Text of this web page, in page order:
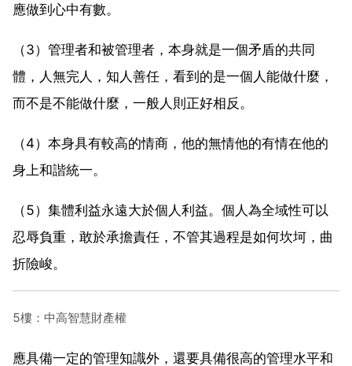
應做到心中有數。
（3）管理者和被管理者，本身就是一個矛盾的共同
體，人無完人，知人善任，看到的是一個人能做什麼，
而不是不能做什麼，一般人則正好相反。
（4）本身具有較高的情商，他的無情他的有情在他的
身上和諧統一。
（5）集體利益永遠大於個人利益。個人為全域性可以
忍辱負重，敢於承擔責任，不管其過程是如何坎坷，曲
折險峻。
5樓：中高智慧財產權
應具備一定的管理知識外，還要具備很高的管理水平和